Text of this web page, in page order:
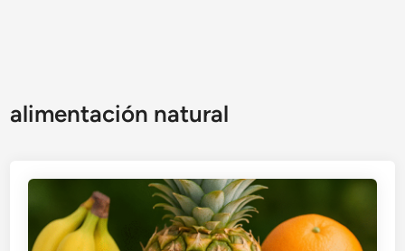
alimentación natural